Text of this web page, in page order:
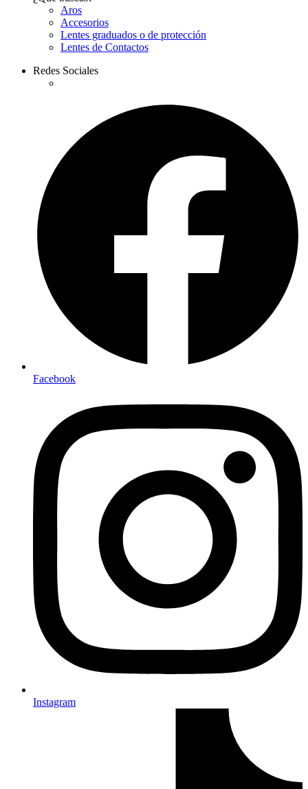
Aros
Accesorios
Lentes graduados o de protección
Lentes de Contactos
Redes Sociales
Facebook
Instagram